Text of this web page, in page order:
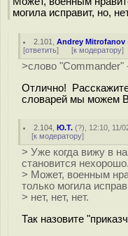
могила исправит, но,
2.101 ,Andrey Mitrofanov
[ответить] [к модератору]
>слово "Commander"
Отлично!
словарей мы можем
2.104 ,Ю.Т. (?), 12:10, 11/
[к модератору]
> Уже когда вижу в
становится
> Может, военным
только могила
> нет, нет, нет.
Так назовите